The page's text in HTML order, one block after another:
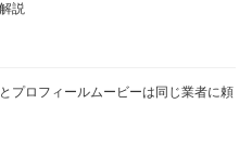
説
プロフィールムービーは同じ業者に頼